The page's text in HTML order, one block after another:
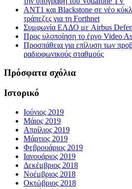
ΑΝΤ1 και Blackstone σε νέο
τράπεζες για τη Forthnet
Συμφωνία ΕΛΔΟ με Airbus
Προς υλοποίηση το έργο Video
Προσπάθεια για επίλυση των
ραδιοφωνικούς σταθμούς
Πρόσφατα σχόλια
Ιστορικό
Ιούνιος 2019
Μάιος 2019
Απρίλιος 2019
Μάρτιος 2019
Φεβρουάριος 2019
Ιανουάριος 2019
Δεκέμβριος 2018
Νοέμβριος 2018
Οκτώβριος 2018